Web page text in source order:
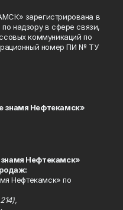
зарегистрирована в
надзору в сфере связи,
коммуникаций по
номер ПИ № ТУ
знамя Нефтекамск»
Нефтекамск»
Нефтекамск» по